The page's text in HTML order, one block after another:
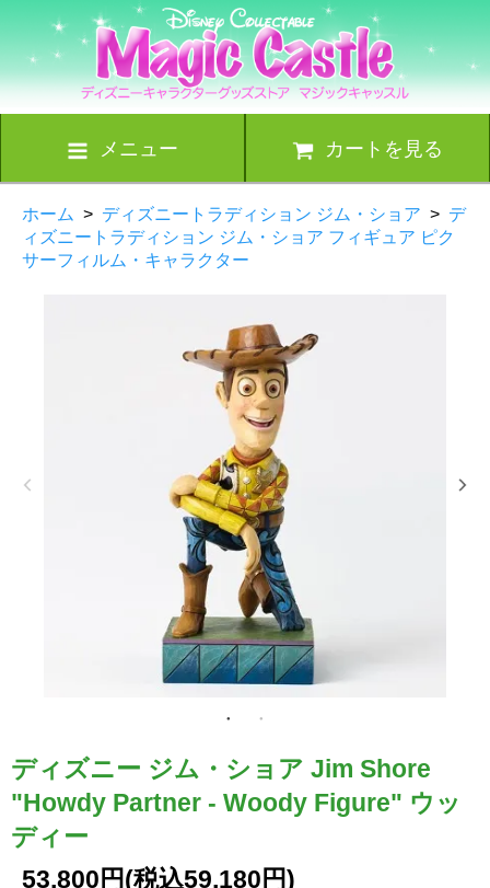
メニュー カートを見る
ホーム > ディズニートラディション ジム・ショア > デ
ィズニートラディション ジム・ショア フィギュア ピク
サーフィルム・キャラクター
ディズニー ジム・ショア Jim Shore
"Howdy Partner - Woody Figure" ウッ
ディー
53,800円(税込59,180円)